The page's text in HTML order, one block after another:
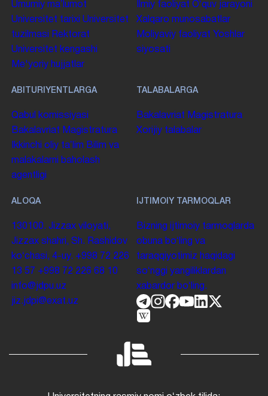
Umumiy maʼlumot
Universitet tarixi Universitet
tuzilmasi
Rektorat
Universitet kengashi
Me'yoriy hujjatlar
Ilmiy faoliyat Oʻquv jarayoni
Xalqaro munosabatlar
Moliyaviy faoliyat Yoshlar
siyosati
ABITURIYENTLARGA
Qabul komissiyasi
Bakalavriat Magistratura
Ikkinchi oliy taʼlim Bilim va
malakalarni baholash
agentligi
TALABALARGA
Bakalavriat Magistratura
Xorijiy talabalar
ALOQA
130100. Jizzax viloyati,
Jizzax shahri, Sh. Rashidov
koʻchasi, 4-uy. +998 72 226
13 57 +998 72 226 68 10
info@jdpu.uz
jiz.jdpi@exat.uz
IJTIMOIY TARMOQLAR
Bizning ijtimoiy tarmoqlarda
obuna boʻling va
taraqqiyotimiz haqidagi
soʻnggi yangiliklardan
xabardor boʻling.